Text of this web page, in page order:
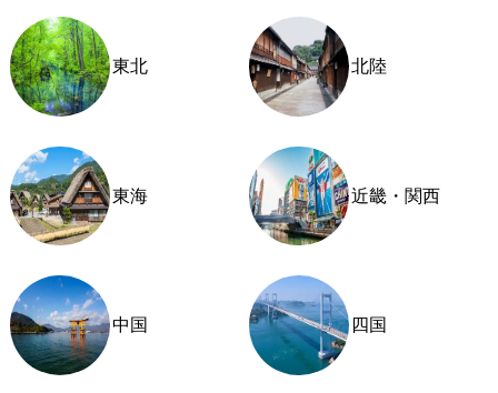
東北 北陸
東海 近畿・関西
中国 四国